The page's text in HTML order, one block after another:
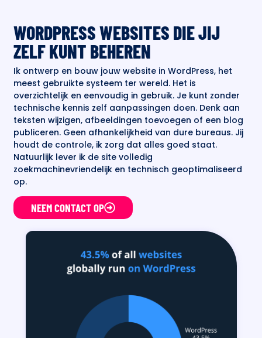
WORDPRESS WEBSITES DIE JIJ
ZELF KUNT BEHEREN
Ik ontwerp en bouw jouw website in WordPress, het
meest gebruikte systeem ter wereld. Het is
overzichtelijk en eenvoudig in gebruik. Je kunt zonder
technische kennis zelf aanpassingen doen. Denk aan
teksten wijzigen, afbeeldingen toevoegen of een blog
publiceren. Geen afhankelijkheid van dure bureaus. Jij
houdt de controle, ik zorg dat alles goed staat.
Natuurlijk lever ik de site volledig
zoekmachinevriendelijk en technisch geoptimaliseerd
op.
NEEM CONTACT OP